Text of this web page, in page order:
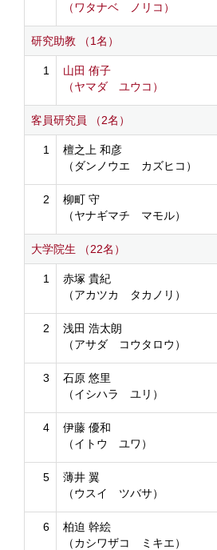
（ワタナベ ノリコ）
研究助教 （1名）
1
山田 侑子
（ヤマダ ユウコ）
客員研究員 （2名）
1
檀之上 和彦
（ダンノウエ カズヒコ）
2
柳町 守
（ヤナギマチ マモル）
大学院生 （22名）
1
赤塚 貴紀
（アカツカ タカノリ）
2
浅田 浩太朗
（アサダ コウタロウ）
3
石原 悠里
（イシハラ ユリ）
4
伊藤 優和
（イトウ ユワ）
5
薄井 翼
（ウスイ ツバサ）
6
柏迫 幹絵
（カシワザコ ミキエ）